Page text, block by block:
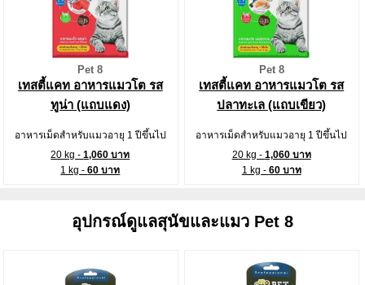
Pet 8
เทสตี้แคท อาหารแมวโต รส
ทูน่า (แถบแดง)
อาหารเม็ดสำหรับแมวอายุ 1 ปีขึ้นไป
20 kg -1,060 บาท
1 kg -60 บาท
Pet 8
เทสตี้แคท อาหารแมวโต รส
ปลาทะเล (แถบเขียว)
อาหารเม็ดสำหรับแมวอายุ 1 ปีขึ้นไป
20 kg - 1,060 บาท
1 kg - 60 บาท
อุปกรณ์ดูแลสุนัขและแมว Pet 8